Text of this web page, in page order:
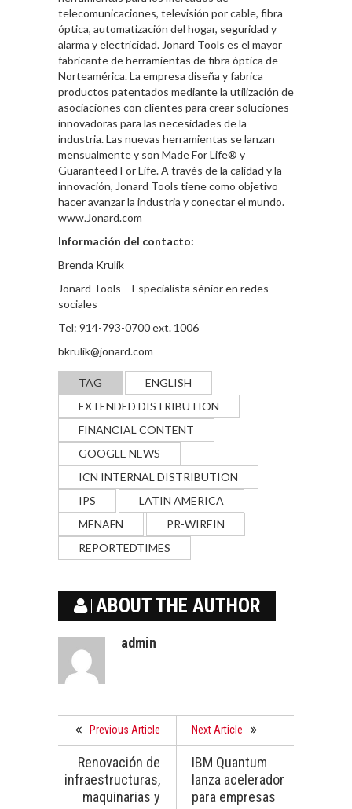
telecomunicaciones, televisión por cable, fibra
óptica, automatización del hogar, seguridad y
alarma y electricidad. Jonard Tools es el mayor
fabricante de herramientas de fibra óptica de
Norteamérica. La empresa diseña y fabrica
productos patentados mediante la utilización de
asociaciones con clientes para crear soluciones
innovadoras para las necesidades de la
industria. Las nuevas herramientas se lanzan
mensualmente y son Made For Life® y
Guaranteed For Life. A través de la calidad y la
innovación, Jonard Tools tiene como objetivo
hacer avanzar la industria y conectar el mundo.
www.Jonard.com
Información del contacto:
Brenda Krulik
Jonard Tools – Especialista sénior en redes
sociales
Tel: 914-793-0700 ext. 1006
bkrulik@jonard.com
TAG
ENGLISH
EXTENDED DISTRIBUTION
FINANCIAL CONTENT
GOOGLE NEWS
ICN INTERNAL DISTRIBUTION
IPS
LATIN AMERICA
MENAFN
PR-WIREIN
REPORTEDTIMES
ABOUT THE AUTHOR
admin
Previous Article
Renovación de
infraestructuras,
maquinarias y
Next Article
IBM Quantum
lanza acelerador
para empresas